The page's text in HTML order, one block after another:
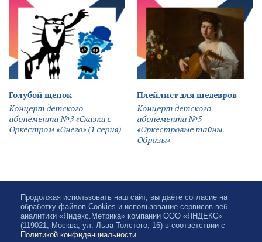
Голубой щенок
Концерт детского
абонемента №3 «Сказки с
Оркестром «Онего» (1 серия)
Плейлист для шедевров
Концерт детского
абонемента №5
«Оркестровые тайны.
Образы»
Продолжая использовать наш сайт, вы даёте согласие на
обработку файлов Cookies и использование сервисов веб-
аналитики «Яндекс.Метрика» компании ООО «ЯНДЕКС»
(119021, Москва, ул. Льва Толстого, 16) в соответствии с
Политикой конфиденциальности.